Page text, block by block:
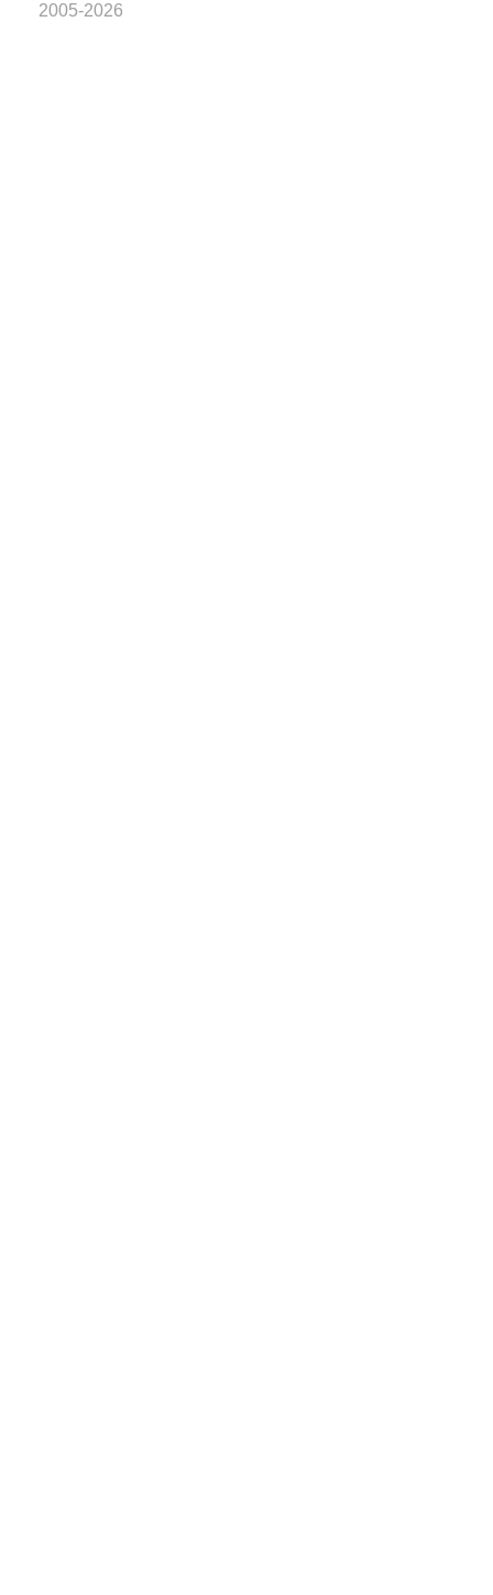
2005-2026